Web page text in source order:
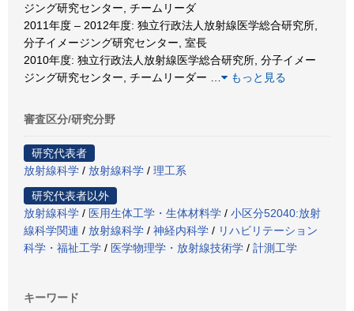
ジング研究センター, チームリーダ
2011年度 – 2012年度: 独立行政法人放射線医学総合研究所,
分子イメージング研究センター, 室長
2010年度: 独立行政法人放射線医学総合研究所, 分子イメー
ジング研究センター, チームリーダー
もっと見る
審査区分/研究分野
研究代表者
放射線科学 / 放射線科学 / 理工系
研究代表者以外
放射線科学 / 医用生体工学・生体材料学 / 小区分52040:放射
線科学関連 / 放射線科学 / 神経内科学 / リハビリテーション
科学・福祉工学 / 医学物理学・放射線技術学 / 計測工学
キーワード